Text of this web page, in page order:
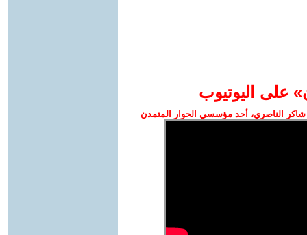
على اليوتيوب
الناصري، أحد مؤسسي الحوار المتمدن